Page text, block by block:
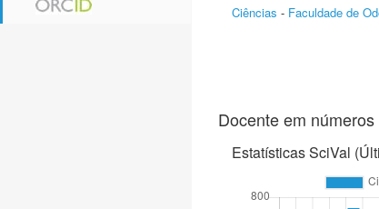
Ciências - Faculdade de
Docente em números
Estatísticas SciVal